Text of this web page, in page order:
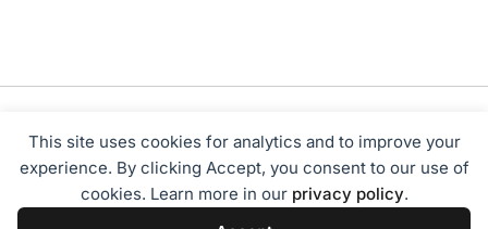
This site uses cookies for analytics and to improve your
experience. By clicking Accept, you consent to our use of
cookies. Learn more in our privacy policy.
Tentang Kami Redaksi Disclaimer
Privacy Policy